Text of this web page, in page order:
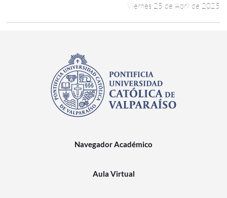
Viernes 25 de Abril de 2025
Navegador Académico
Aula Virtual